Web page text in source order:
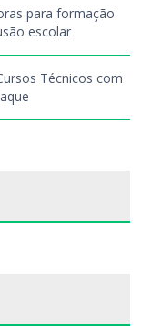
para formação
escolar
Técnicos com